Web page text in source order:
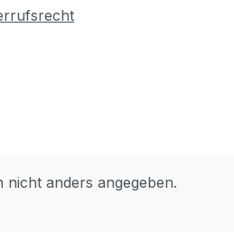
anders angegeben.